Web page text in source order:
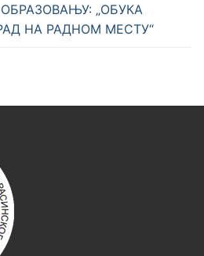
„ОБУКА
НА РАДНОМ МЕСТУ“